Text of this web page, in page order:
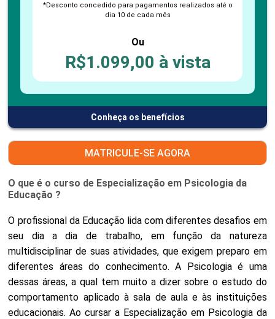
*Desconto concedido para pagamentos realizados até o
dia 10 de cada mês
Ou
R$1.099,00 à vista
Conheça os benefícios
MATRICULE-SE AGORA
O que é o curso de Especialização em Psicologia da
Educação ?
O profissional da Educação lida com diferentes desafios em
seu dia a dia de trabalho, em função da natureza
multidisciplinar de suas atividades, que exigem preparo em
diferentes áreas do conhecimento. A Psicologia é uma
dessas áreas, a qual tem muito a dizer sobre o estudo do
comportamento aplicado à sala de aula e às instituições
educacionais. Ao cursar a Especialização em Psicologia da